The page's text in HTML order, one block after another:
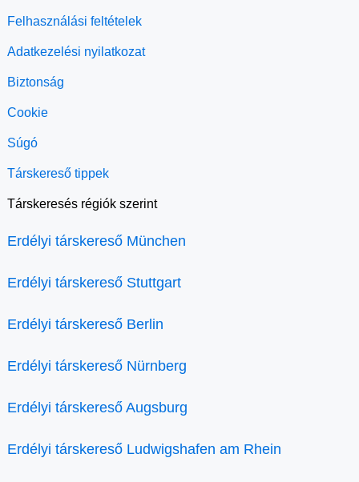
Felhasználási feltételek
Adatkezelési nyilatkozat
Biztonság
Cookie
Súgó
Társkereső tippek
Társkeresés régiók szerint
Erdélyi társkereső München
Erdélyi társkereső Stuttgart
Erdélyi társkereső Berlin
Erdélyi társkereső Nürnberg
Erdélyi társkereső Augsburg
Erdélyi társkereső Ludwigshafen am Rhein